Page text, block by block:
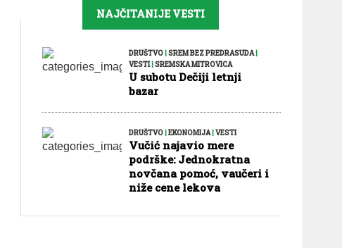
NAJČITANIJE VESTI
DRUŠTVO|SREM BEZ PREDRASUDA|
VESTI|SREMSKA MITROVICA
U subotu Dečiji letnji
bazar
DRUŠTVO|EKONOMIJA|VESTI
Vučić najavio mere
podrške: Jednokratna
novčana pomoć, vaučeri i
niže cene lekova